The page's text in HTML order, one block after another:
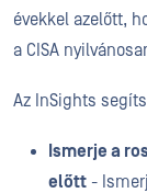
évekkel azelőtt,
a CISA
Az InSights
Ismerje a
előtt -